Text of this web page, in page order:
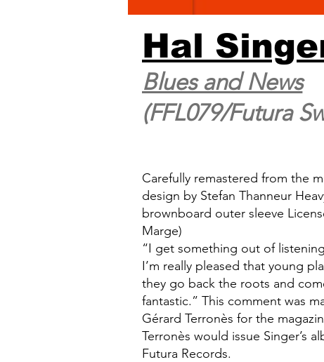
Hal
Blues and News
(FFL079/Futura
Carefully remastered from the
design by Stefan Thanneur
brownboard outer sleeve
Marge)
“I get something out of
I’m really pleased that young
they go back the roots and
fantastic.” This comment was
Gérard Terronès for the
Terronès would issue Singer’s
Futura Records.